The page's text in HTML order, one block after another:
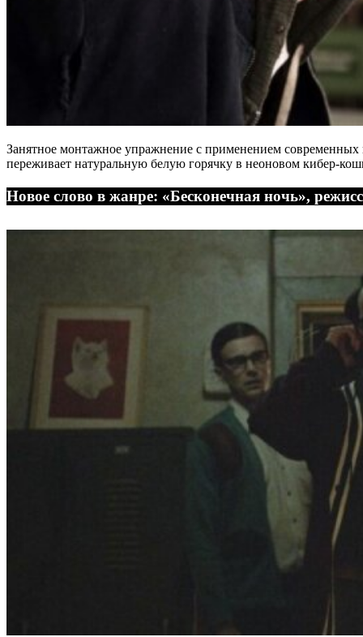
Занятное монтажное упражнение с применением
переживает натуральную белую горячку в неоновом кибер-
Новое слово в жанре: «Бесконечная ночь»,